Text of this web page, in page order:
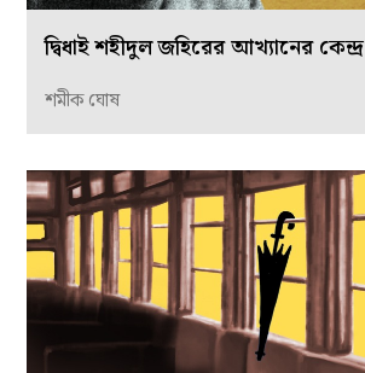
দ্বিধাই শহীদুল জহিরের আখ্যানের কেন্দ্র
শমীক ঘোষ